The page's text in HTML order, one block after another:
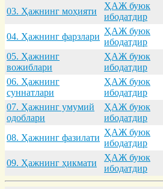
03. Ҳaжнинг моҳияти
ҲАЖ буюк
ибодатдир
04. Ҳaжнинг фaрзлaри
ҲАЖ буюк
ибодатдир
05. Ҳaжнинг
вожиблaри
ҲАЖ буюк
ибодатдир
06. Ҳaжнинг
суннaтлaри
ҲАЖ буюк
ибодатдир
07. Ҳaжнинг умумий
одоблaри
ҲАЖ буюк
ибодатдир
08. Ҳaжнинг фaзилaти
ҲАЖ буюк
ибодатдир
09. Ҳaжнинг ҳикмaти
ҲАЖ буюк
ибодатдир